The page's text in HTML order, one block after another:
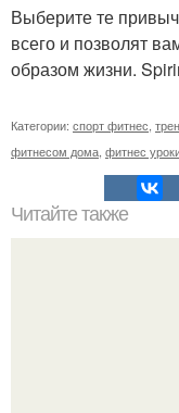
Выберите те
всего и позволят
образом жизни.
Категории: спорт фитнес
фитнесом дома фитнес
Читайте также